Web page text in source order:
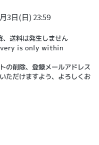
3日(日) 23:59
送料は発生しません
is only within
の削除、登録メールアドレス
ただけますよう、よろしくお